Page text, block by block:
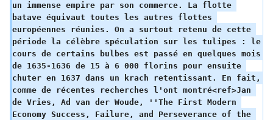
un immense empire par son commerce. La flotte
batave équivaut toutes les autres flottes
européennes réunies. On a surtout retenu de cette
période la célèbre spéculation sur les tulipes : le
cours de certains bulbes est passé en quelques mois
de 1635-1636 de 15 à 6 000 florins pour ensuite
chuter en 1637 dans un krach retentissant. En fait,
comme de récentes recherches l'ont montré<ref>Jan
de Vries, Ad van der Woude, ''The First Modern
Economy Success, Failure, and Perseverance of the